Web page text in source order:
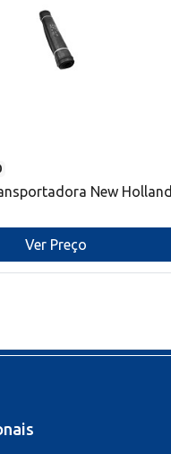
New Holland
Ver Preço